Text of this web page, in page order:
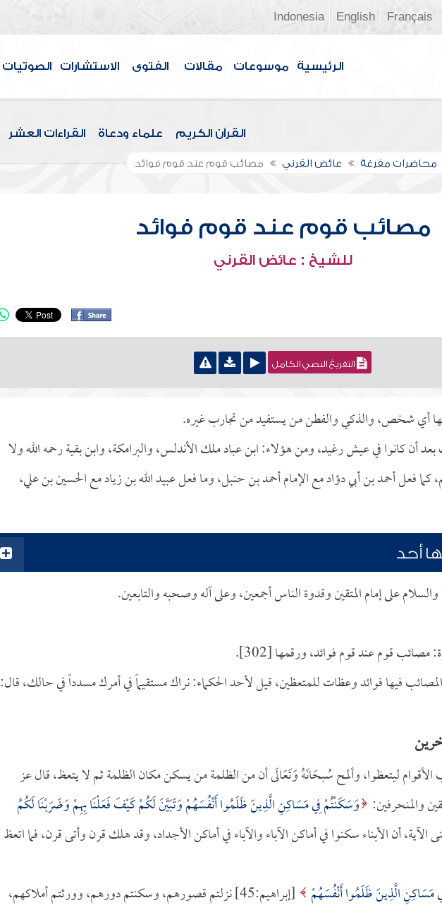
Français
English
Indonesia
الرئيسية موسوعات مقالات الفتوى الاستشارات الصوتيات
القرآن الكريم علماء ودعاة القراءات العشر
محاضرات مفرغة عائض القرني مصائب قوم عند قوم فوائد
مصائب قوم عند قوم فوائد
للشيخ : عائض القرني
التفريغ النصي الكامل
أي شخص، والذكي والفطن من يستفيد من تجارب غيره.
أن كانوا في عيش رغيد، ومن هؤلاء: ابن عباد ملك الأندلس، والبرامكة، وابن بقية رحمه الله ولا
فعل أحمد بن أبي دؤاد مع الإمام أحمد بن حنبل، وما فعل عبيد الله بن زياد مع الحسين بن علي،
أحد
على إمام المتقين وقدوة الناس أجمعين، وعلى آله وصحبه والتابعين.
مصائب قوم عند قوم فوائد، ورقمها [302].
فيها فوائد وعظات للمتعظين، قيل لأحد الحكماء: نراك مستقيماً في أمرك مسدداً في حالك، قال:
ليتعظوا، وألمح سُبحَانَهُ وَتَعَالَى أن من الظلمة من يسكن مكان الظلمة ثم لا يتعظ، قال عز
والمنحرفين: وَسَكَنْتُمْ فِي مَسَاكِنِ الَّذِينَ ظَلَمُوا أَنْفُسَهُمْ وَتَبَيَّنَ لَكُمْ كَيْفَ فَعَلْنَا بِهِمْ وَضَرَبْنَا لَكُمُ
ومعنى الآية، أن الأبناء سكنوا في أماكن الآباء والآباء في أماكن الأجداد، وقد هلك قرن وأتى قرن، فما اتعظ
مَسَاكِنِ الَّذِينَ ظَلَمُوا أَنْفُسَهُمْ
[إبراهيم:45] نزلتم قصورهم، وسكنتم دورهم، وورثتم أملاكهم،